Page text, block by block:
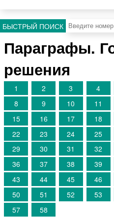
БЫСТРЫЙ ПОИСК
Параграфы.
решения
1 2 3 4
8
9 10 11
15
16 17 18
22
23 24 25
29
30 31 32
36
37 38 39
43
44 45 46
50
51 52 53
57
58